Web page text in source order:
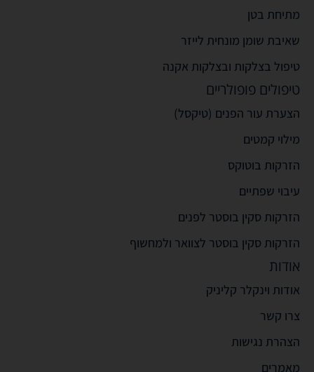
מתיחת בטן
שאיבת שומן מונחית לייזר
טיפול בצלקות ובצלקות אקנה
טיפולים פופולריים
הצערת עור הפנים (טיקסל)
מילוי קמטים
הזרקות בוטוקס
עיבוי שפתיים
הזרקות סקין בוסטר לפנים
הזרקות סקין בוסטר לצוואר ולמחשוף
אודות
אודות וינקלר קליניק
צרו קשר
הצהרת נגישות
מאמרים